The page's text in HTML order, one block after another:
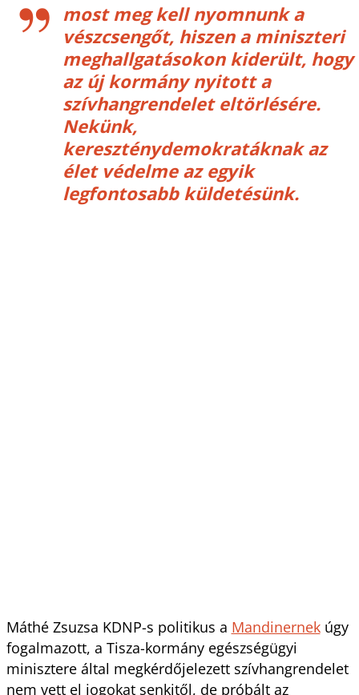
most meg kell nyomnunk a
vészcsengőt, hiszen a miniszteri
meghallgatásokon kiderült, hogy
az új kormány nyitott a
szívhangrendelet eltörlésére.
Nekünk,
kereszténydemokratáknak az
élet védelme az egyik
legfontosabb küldetésünk.
Máthé Zsuzsa KDNP-s politikus a Mandinernekúgy
fogalmazott, a Tisza-kormány egészségügyi
minisztere által megkérdőjelezett szívhangrendelet
nem vett el jogokat senkitől, de próbált az